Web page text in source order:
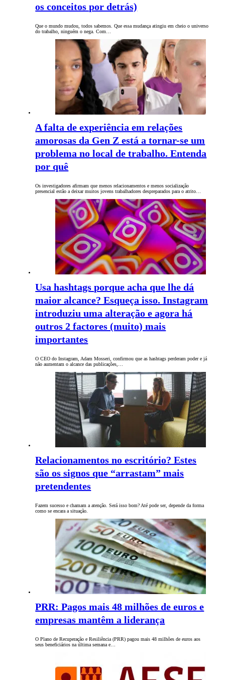
os conceitos por detrás)
Que o mundo mudou, todos sabemos. Que essa mudança atingiu em cheio o universo
do trabalho, ninguém o nega. Com…
A falta de experiência em relações
amorosas da Gen Z está a tornar-se um
problema no local de trabalho. Entenda
por quê
Os investigadores afirmam que menos relacionamentos e menos socialização
presencial estão a deixar muitos jovens trabalhadores despreparados para o atrito…
Usa hashtags porque acha que lhe dá
maior alcance? Esqueça isso. Instagram
introduziu uma alteração e agora há
outros 2 factores (muito) mais
importantes
O CEO do Instagram, Adam Mosseri, confirmou que as hashtags perderam poder e já
não aumentam o alcance das publicações,…
Relacionamentos no escritório? Estes
são os signos que “arrastam” mais
pretendentes
Fazem sucesso e chamam a atenção. Será isso bom? Até pode ser, depende da forma
como se encara a situação.
PRR: Pagos mais 48 milhões de euros e
empresas mantêm a liderança
O Plano de Recuperação e Resiliência (PRR) pagou mais 48 milhões de euros aos
seus beneficiários na última semana e…